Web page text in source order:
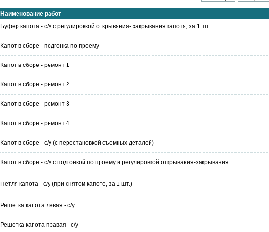
Наименование работ
Буфер капота - с/у с регулировкой открывания- закрывания капота, за 1 шт.
Капот в сборе - подгонка по проему
Капот в сборе - ремонт 1
Капот в сборе - ремонт 2
Капот в сборе - ремонт 3
Капот в сборе - ремонт 4
Капот в сборе - с/у (с перестановкой съемных деталей)
Капот в сборе - с/у с подгонкой по проему и регулировкой открывания-закрывания
Петля капота - с/у (при снятом капоте, за 1 шт.)
Решетка капота левая - с/у
Решетка капота правая - с/у